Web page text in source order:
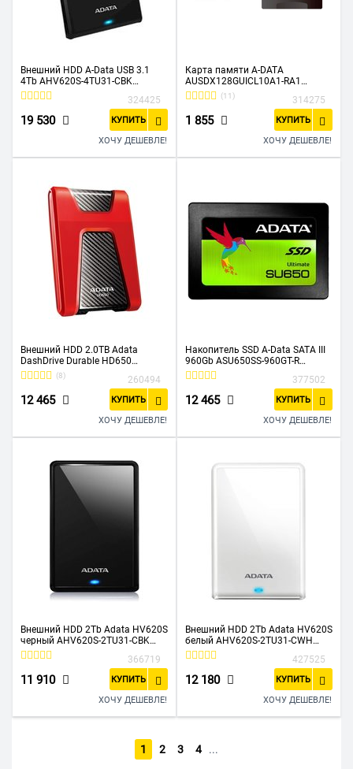
Внешний HDD A-Data USB 3.1
4Tb AHV620S-4TU31-CBK
HV620S DashDrive Durable 2.5"
324425
19 530 КУПИТЬ
ХОЧУ ДЕШЕВЛЕ!
Карта памяти A-DATA
AUSDX128GUICL10A1-RA1
microSD 128GB microSDHC Class
10 UHS-I A1 100/25 MB/s (SD
адаптер)
(11) 314275
1 855 КУПИТЬ
ХОЧУ ДЕШЕВЛЕ!
Внешний HDD 2.0TB Adata
DashDrive Durable HD650
(AHD650-2TU31-CRD)
(8) 260494
12 465 КУПИТЬ
ХОЧУ ДЕШЕВЛЕ!
Накопитель SSD A-Data SATA III
960Gb ASU650SS-960GT-R
Ultimate SU650 2.5"
377502
12 465 КУПИТЬ
ХОЧУ ДЕШЕВЛЕ!
Внешний HDD 2Tb Adata HV620S
черный AHV620S-2TU31-CBK
(2.5" USB 3.0)
366719
11 910 КУПИТЬ
ХОЧУ ДЕШЕВЛЕ!
Внешний HDD 2Tb Adata HV620S
белый AHV620S-2TU31-CWH
(2.5" USB 3.0)
427525
12 180 КУПИТЬ
ХОЧУ ДЕШЕВЛЕ!
1 2 3 4 ...